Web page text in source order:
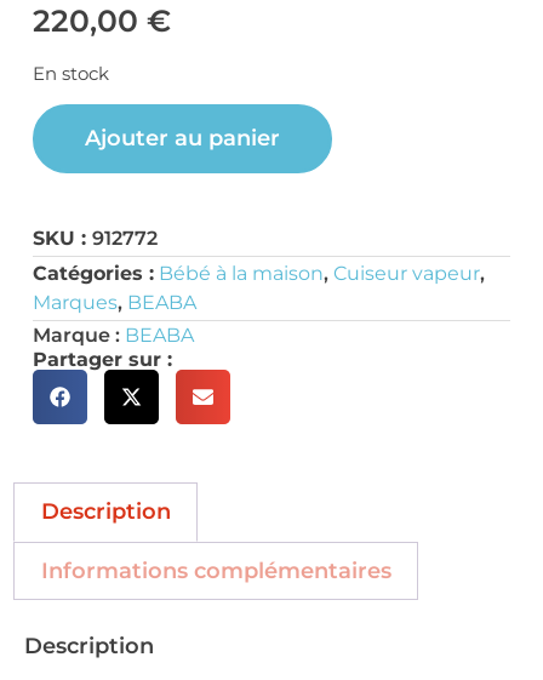
220,00 €
En stock
Ajouter au panier
SKU : 912772
Catégories : Bébé à la maison, Cuiseur vapeur,
Marques, BEABA
Marque : BEABA
Partager sur :
Description
Informations complémentaires
Description